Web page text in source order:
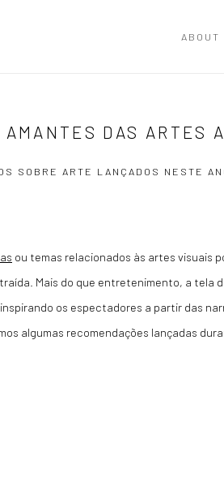
ABOUT
DAS ARTES
SOBRE ARTE LANÇADOS NESTE
ou temas relacionados às artes visuais
Mais do que entretenimento, a tela
os espectadores a partir das
algumas recomendações lançadas